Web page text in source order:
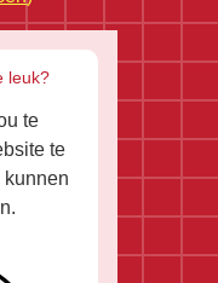
leuk?
te
te